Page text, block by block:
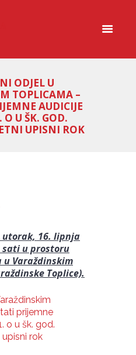
ODJEL U
TOPLICAMA –
AUDICIJE
O U ŠK. GOD.
UPISNI ROK
utorak, 16. lipnja
sati u prostoru
u Varaždinskim
Toplice).
prijemne
o u šk. god.
upisni rok